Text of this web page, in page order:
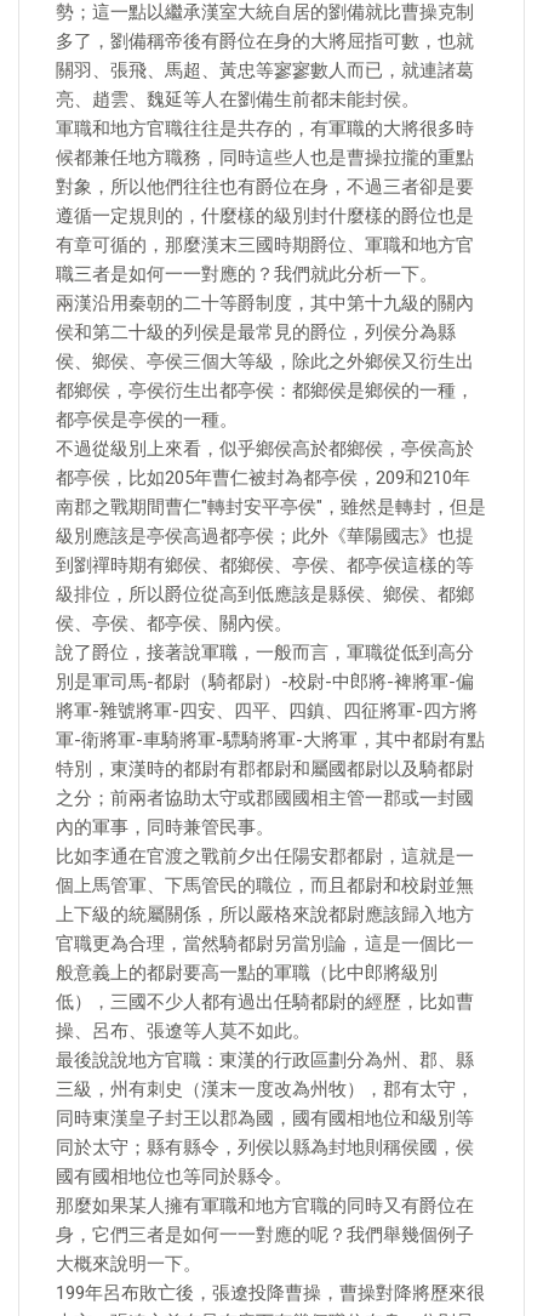
勢；這一點以繼承漢室大統自居的劉備就比曹操克制
多了，劉備稱帝後有爵位在身的大將屈指可數，也就
關羽、張飛、馬超、黃忠等寥寥數人而已，就連諸葛
亮、趙雲、魏延等人在劉備生前都未能封侯。
軍職和地方官職往往是共存的，有軍職的大將很多時
候都兼任地方職務，同時這些人也是曹操拉攏的重點
對象，所以他們往往也有爵位在身，不過三者卻是要
遵循一定規則的，什麼樣的級別封什麼樣的爵位也是
有章可循的，那麼漢末三國時期爵位、軍職和地方官
職三者是如何一一對應的？我們就此分析一下。
兩漢沿用秦朝的二十等爵制度，其中第十九級的關內
侯和第二十級的列侯是最常見的爵位，列侯分為縣
侯、鄉侯、亭侯三個大等級，除此之外鄉侯又衍生出
都鄉侯，亭侯衍生出都亭侯：都鄉侯是鄉侯的一種，
都亭侯是亭侯的一種。
不過從級別上來看，似乎鄉侯高於都鄉侯，亭侯高於
都亭侯，比如205年曹仁被封為都亭侯，209和210年
南郡之戰期間曹仁"轉封安平亭侯"，雖然是轉封，但是
級別應該是亭侯高過都亭侯；此外《華陽國志》也提
到劉禪時期有鄉侯、都鄉侯、亭侯、都亭侯這樣的等
級排位，所以爵位從高到低應該是縣侯、鄉侯、都鄉
侯、亭侯、都亭侯、關內侯。
說了爵位，接著說軍職，一般而言，軍職從低到高分
別是軍司馬-都尉（騎都尉）-校尉-中郎將-裨將軍-偏
將軍-雜號將軍-四安、四平、四鎮、四征將軍-四方將
軍-衛將軍-車騎將軍-驃騎將軍-大將軍，其中都尉有點
特別，東漢時的都尉有郡都尉和屬國都尉以及騎都尉
之分；前兩者協助太守或郡國國相主管一郡或一封國
內的軍事，同時兼管民事。
比如李通在官渡之戰前夕出任陽安郡都尉，這就是一
個上馬管軍、下馬管民的職位，而且都尉和校尉並無
上下級的統屬關係，所以嚴格來說都尉應該歸入地方
官職更為合理，當然騎都尉另當別論，這是一個比一
般意義上的都尉要高一點的軍職（比中郎將級別
低），三國不少人都有過出任騎都尉的經歷，比如曹
操、呂布、張遼等人莫不如此。
最後說說地方官職：東漢的行政區劃分為州、郡、縣
三級，州有刺史（漢末一度改為州牧），郡有太守，
同時東漢皇子封王以郡為國，國有國相地位和級別等
同於太守；縣有縣令，列侯以縣為封地則稱侯國，侯
國有國相地位也等同於縣令。
那麼如果某人擁有軍職和地方官職的同時又有爵位在
身，它們三者是如何一一對應的呢？我們舉幾個例子
大概來說明一下。
199年呂布敗亡後，張遼投降曹操，曹操對降將歷來很